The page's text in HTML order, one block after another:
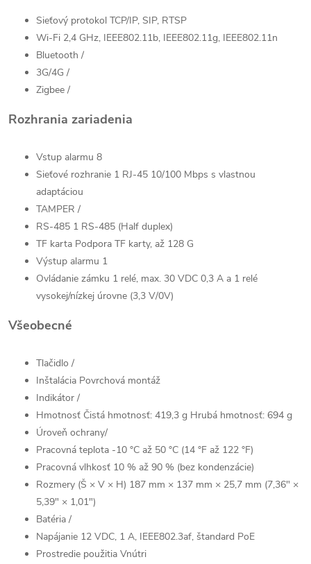
Sieťový protokol TCP/IP, SIP, RTSP
Wi-Fi 2,4 GHz, IEEE802.11b, IEEE802.11g, IEEE802.11n
Bluetooth /
3G/4G /
Zigbee /
Rozhrania zariadenia
Vstup alarmu 8
Sieťové rozhranie 1 RJ-45 10/100 Mbps s vlastnou
adaptáciou
TAMPER /
RS-485 1 RS-485 (Half duplex)
TF karta Podpora TF karty, až 128 G
Výstup alarmu 1
Ovládanie zámku 1 relé, max. 30 VDC 0,3 A a 1 relé
vysokej/nízkej úrovne (3,3 V/0V)
Všeobecné
Tlačidlo /
Inštalácia Povrchová montáž
Indikátor /
Hmotnosť Čistá hmotnosť: 419,3 g Hrubá hmotnosť: 694 g
Úroveň ochrany/
Pracovná teplota -10 °C až 50 °C (14 °F až 122 °F)
Pracovná vlhkosť 10 % až 90 % (bez kondenzácie)
Rozmery (Š × V × H) 187 mm × 137 mm × 25,7 mm (7,36" ×
5,39" × 1,01")
Batéria /
Napájanie 12 VDC, 1 A, IEEE802.3af, štandard PoE
Prostredie použitia Vnútri